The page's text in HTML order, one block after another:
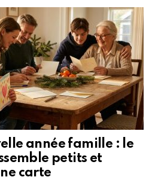
année famille : le
petits et
carte